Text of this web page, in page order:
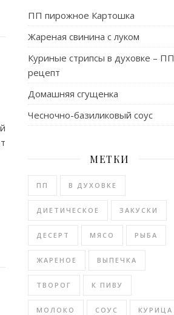
ПП пирожное Картошка
Жареная свинина с луком
Куриные стрипсы в духовке – ПП
рецепт
Домашняя сгущенка
Чесночно-базиликовый соус
МЕТКИ
ПП В ДУХОВКЕ
ДИЕТИЧЕСКОЕ ЗАКУСКИ
ДЕСЕРТ МЯСО РЫБА
ЖАРЕНОЕ ВЫПЕЧКА
ТВОРОГ К ПИВУ
МОЛОКО СОУС КУРИЦА